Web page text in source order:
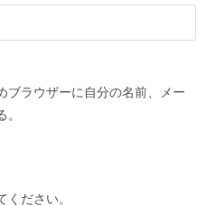
ブラウザーに自分の名前、メー
ください。